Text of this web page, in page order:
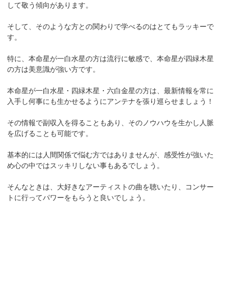
して敬う傾向があります。
そして、そのような方との関わりで学べるのはとてもラッキーで
す。
特に、本命星が一白水星の方は流行に敏感で、本命星が四緑木星
の方は美意識が強い方です。
本命星が一白水星・四緑木星・六白金星の方は、最新情報を常に
入手し何事にも生かせるようにアンテナを張り巡らせましょう！
その情報で副収入を得ることもあり、そのノウハウを生かし人脈
を広げることも可能です。
基本的には人間関係で悩む方ではありませんが、感受性が強いた
め心の中ではスッキリしない事もあるでしょう。
そんなときは、大好きなアーティストの曲を聴いたり、コンサー
トに行ってパワーをもらうと良いでしょう。